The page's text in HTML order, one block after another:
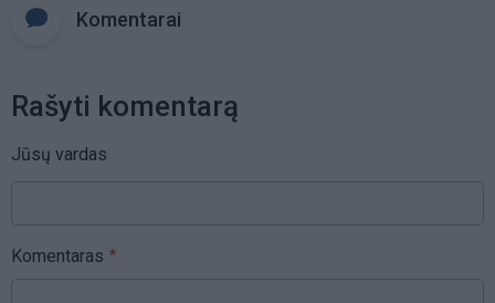
Komentarai
Rašyti komentarą
Jūsų vardas
Komentaras